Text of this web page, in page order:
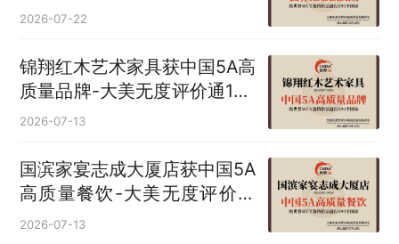
2026-07-22
锦翔红木艺术家具获中国5A高
质量品牌-大美无度评价通193
国
2026-07-13
国滨家宴志成大厦店获中国5A
高质量餐饮-大美无度评价通
193国
2026-07-13